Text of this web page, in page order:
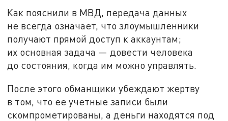
Как пояснили в МВД, передача данных
не всегда означает, что злоумышленники
получают прямой доступ к аккаунтам;
их основная задача — довести человека
до состояния, когда им можно управлять.
После этого обманщики убеждают жертву
в том, что ее учетные записи были
скомпрометированы, а деньги находятся под